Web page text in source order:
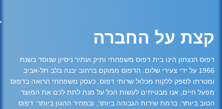
קצת על החברה
דפוס הנצחון הינו בית דפוס משפחתי ותיק ועתיר ניסיון שנוסד בשנת
1966 על ידי צעירי שלום. הדפוס ממוקם ברחוב יבנה בלב תל-אביב
ומטרתו לספק ללקוח מכלול שרותי דפוס. כעסק משפחתי הרואה בדפוס
מפעל חיים, אנו מבטיחים לעשות הכל על מנת לתת לכם את המוצר
הטוב ביותר, ברמת שירות הגבוהה ביותר, ובמחיר ההגון ביותר: דפוס